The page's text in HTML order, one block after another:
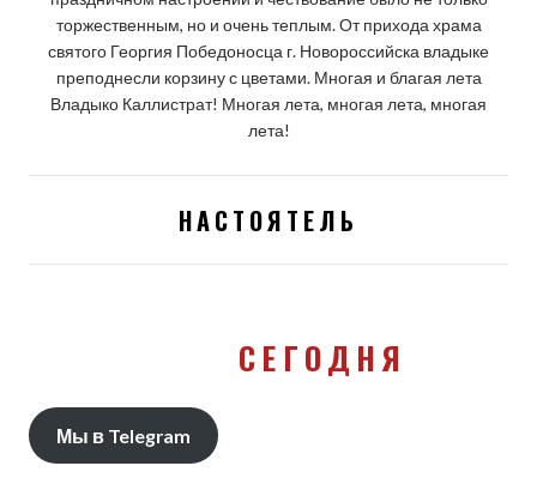
торжественным, но и очень теплым. От прихода храма
святого Георгия Победоносца г. Новороссийска владыке
преподнесли корзину с цветами. Многая и благая лета
Владыко Каллистрат! Многая лета, многая лета, многая
лета!
НАСТОЯТЕЛЬ
СЕГОДНЯ
Мы в Telegram